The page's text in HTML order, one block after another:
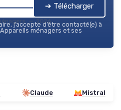
— 2026
➔ Télécharger
j’accepte d’être contacté(e) à
ménagers et ses
Claude Mistral